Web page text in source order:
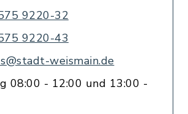
9220-32
9220-43
weismain.de
08:00 - 12:00 und 13:00 -